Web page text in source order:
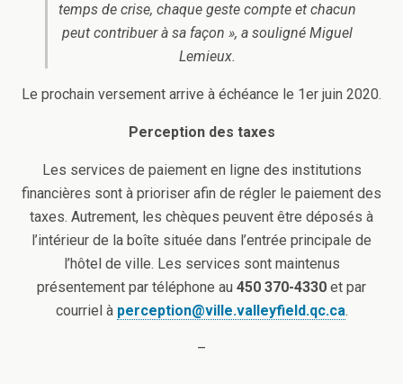
temps de crise, chaque geste compte et chacun
peut contribuer à sa façon », a souligné Miguel
Lemieux.
Le prochain versement arrive à échéance le 1er juin 2020.
Perception des taxes
Les services de paiement en ligne des institutions
financières sont à prioriser afin de régler le paiement des
taxes. Autrement, les chèques peuvent être déposés à
l’intérieur de la boîte située dans l’entrée principale de
l’hôtel de ville. Les services sont maintenus
présentement par téléphone au 450 370-4330 et par
courriel à perception@ville.valleyfield.qc.ca.
–